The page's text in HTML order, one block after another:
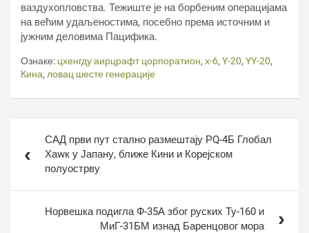
ваздухопловства. Тежиште је на борбеним операцијама
на већим удаљеностима, посебно према источним и
јужним деловима Пацифика.
Ознаке: цхенгду аирцрафт цорпоратион, х-6, Y-20, YY-20,
Кина, ловац шесте генерације
чланкаСАД први пут стално размештају РQ-4Б Глобал
Хаwк у Јапану, ближе Кини и Корејском
полуострву
Норвешка подигла Ф-35А због руских Ту-160 и
МиГ-31БМ изнад Баренцовог мора